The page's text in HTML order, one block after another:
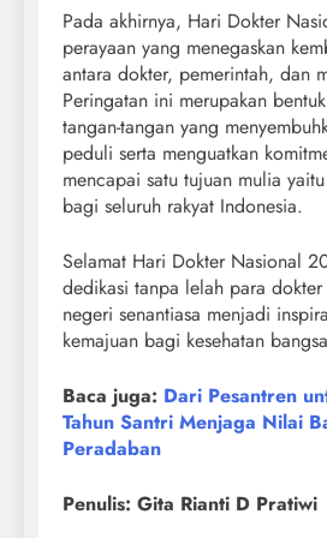
Pada akhirnya, Hari Dokter
perayaan yang menegaskan
antara dokter, pemerintah, dan
Peringatan ini merupakan
tangan-tangan yang
peduli serta menguatkan
mencapai satu tujuan mulia
bagi seluruh rakyat Indonesia.
Selamat Hari Dokter Nasional
dedikasi tanpa lelah para
negeri senantiasa menjadi
kemajuan bagi kesehatan
Baca juga: Dari Pesantren
Tahun Santri Menjaga Nilai
Peradaban
Penulis: Gita Rianti D Pratiwi